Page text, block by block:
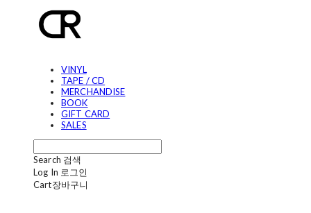
VINYL
TAPE / CD
MERCHANDISE
BOOK
GIFT CARD
SALES
Search 검색
Log In 로그인
Cart장바구니